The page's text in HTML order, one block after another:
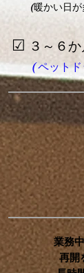
(暖かい日
☑ ３～６
( ペット
8月
8月
9月
業務
再開を目標